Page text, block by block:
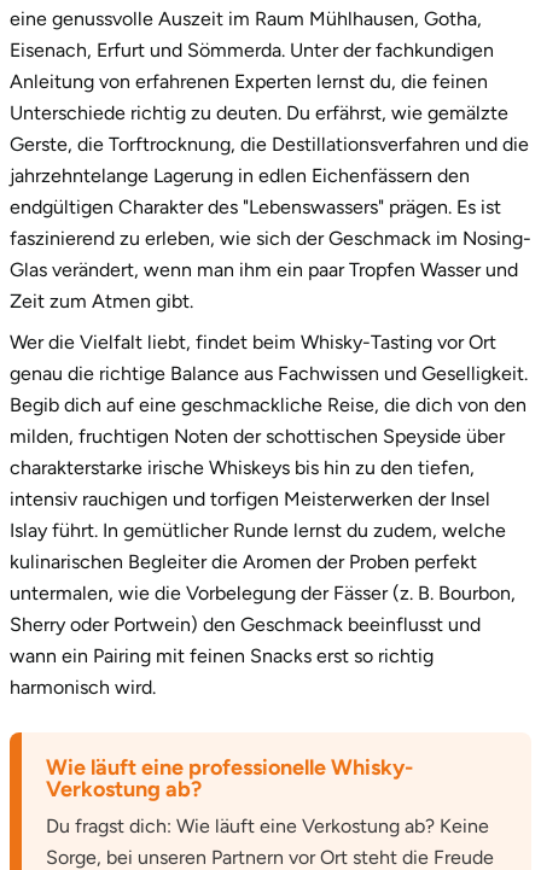
eine genussvolle Auszeit im Raum Mühlhausen, Gotha,
Eisenach, Erfurt und Sömmerda. Unter der fachkundigen
Anleitung von erfahrenen Experten lernst du, die feinen
Unterschiede richtig zu deuten. Du erfährst, wie gemälzte
Gerste, die Torftrocknung, die Destillationsverfahren und die
jahrzehntelange Lagerung in edlen Eichenfässern den
endgültigen Charakter des "Lebenswassers" prägen. Es ist
faszinierend zu erleben, wie sich der Geschmack im Nosing-
Glas verändert, wenn man ihm ein paar Tropfen Wasser und
Zeit zum Atmen gibt.
Wer die Vielfalt liebt, findet beim Whisky-Tasting vor Ort
genau die richtige Balance aus Fachwissen und Geselligkeit.
Begib dich auf eine geschmackliche Reise, die dich von den
milden, fruchtigen Noten der schottischen Speyside über
charakterstarke irische Whiskeys bis hin zu den tiefen,
intensiv rauchigen und torfigen Meisterwerken der Insel
Islay führt. In gemütlicher Runde lernst du zudem, welche
kulinarischen Begleiter die Aromen der Proben perfekt
untermalen, wie die Vorbelegung der Fässer (z. B. Bourbon,
Sherry oder Portwein) den Geschmack beeinflusst und
wann ein Pairing mit feinen Snacks erst so richtig
harmonisch wird.
Wie läuft eine professionelle Whisky-
Verkostung ab?
Du fragst dich: Wie läuft eine Verkostung ab? Keine
Sorge, bei unseren Partnern vor Ort steht die Freude